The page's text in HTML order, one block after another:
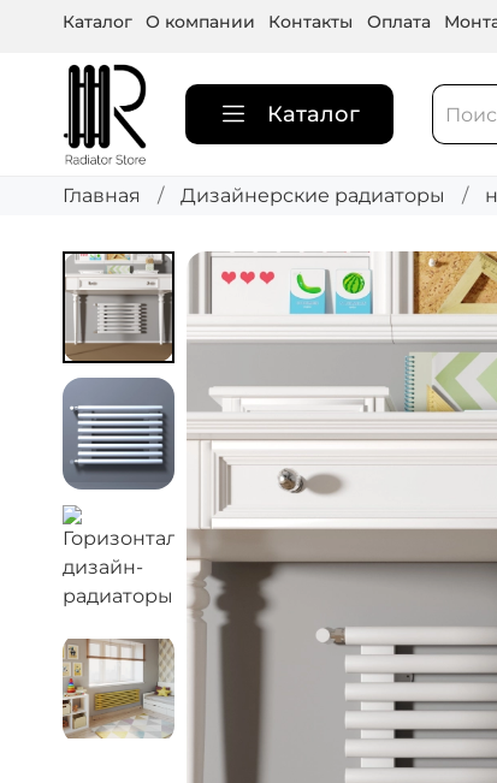
Каталог О компании Контакты Оплата
Каталог
Главная Дизайнерские радиаторы